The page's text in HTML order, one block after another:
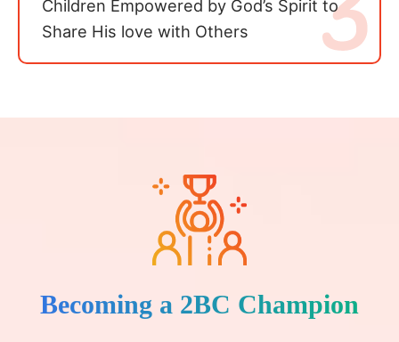
Children Empowered by God’s Spirit to
Share His love with Others
Becoming a 2BC Champion